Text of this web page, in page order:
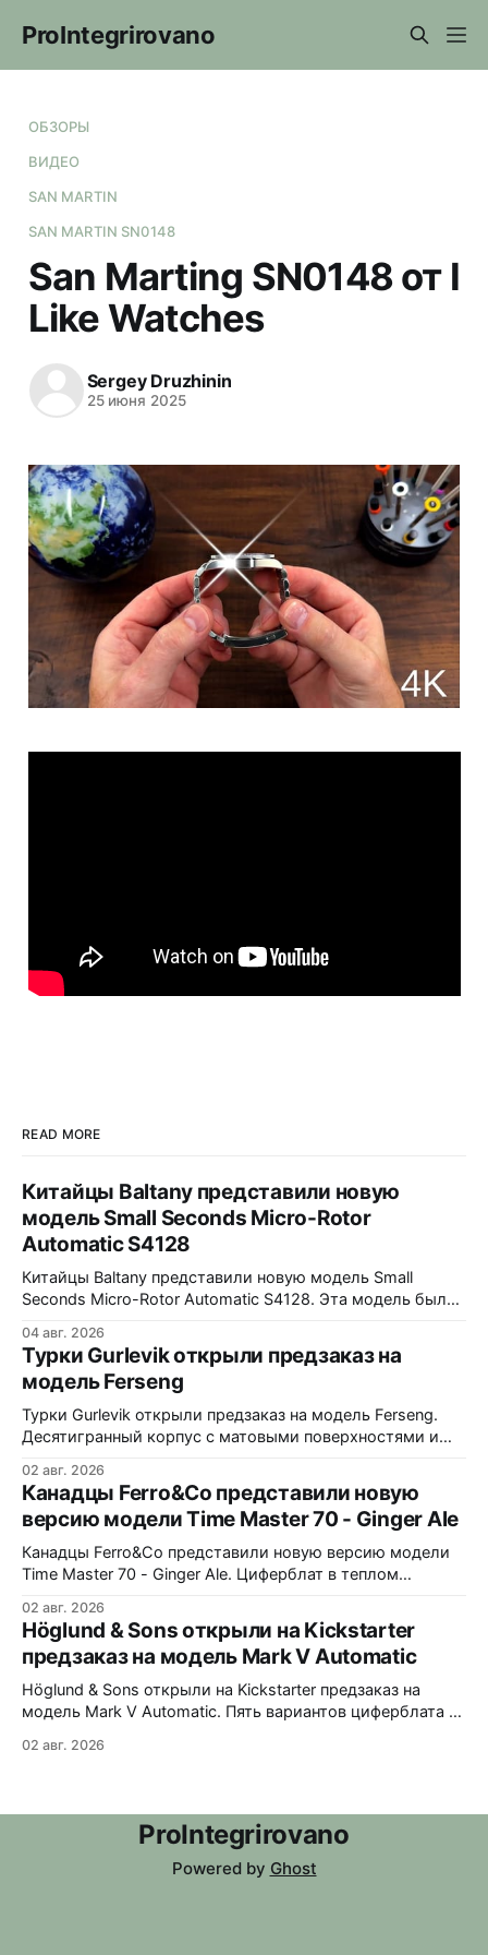
ProIntegrirovano
ОБЗОРЫ
ВИДЕО
SAN MARTIN
SAN MARTIN SN0148
San Marting SN0148 от I
Like Watches
Sergey Druzhinin
25 июня 2025
READ MORE
Китайцы Baltany представили новую
модель Small Seconds Micro-Rotor
Automatic S4128
Китайцы Baltany представили новую модель Small
Seconds Micro-Rotor Automatic S4128. Эта модель была
давлением спроса) - всё-таки выпущена в регулярной
коллекции Baltany. Четыре варианта - white, black, blue и
green. Микроротор, MOP циферблат с радиальным
рисунком, малая секундная стрелка синёного цвета.
38x10x44,2
04 авг. 2026
Турки Gurlevik открыли предзаказ на
модель Ferseng
Турки Gurlevik открыли предзаказ на модель Ferseng.
Десятигранный корпус с матовыми поверхностями и
узором из полированных ромбов. Шесть вариантов -
Blue, Gold, Ice, Coral, Purple и Green Turquoise 38x10x44
мм. Сапфировое стекло, 5 ATM. Miyota 9039 690
долларов. Отгрузка в декабре 2026 года
02 авг. 2026
Канадцы Ferro&Co представили новую
версию модели Time Master 70 - Ginger Ale
Канадцы Ferro&Co представили новую версию модели
Time Master 70 - Ginger Ale. Циферблат в теплом
вдохновленный стилистикой 1970-х годов. 39x11x47
мм. Корпус из 316L стали, матовая обработка с
полированным безелем. Сапфировое стекло с
антибликовым покрытием. Интегрированный браслет
из нержавеющей стали с микрорегулировкой on-
02 авг. 2026
Höglund & Sons открыли на Kickstarter
предзаказ на модель Mark V Automatic
Höglund & Sons открыли на Kickstarter предзаказ на
модель Mark V Automatic. Пять вариантов циферблата -
варианта крепления - кожаный ремешок и стальной
задней крышке. Водозащита 50 метров.
02 авг. 2026
ProIntegrirovano
Powered by Ghost